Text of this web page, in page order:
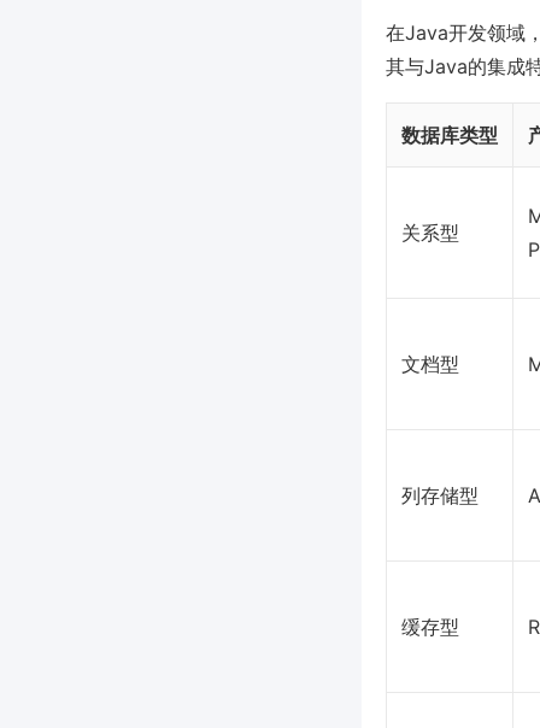
在Java开发领域
其与Java的集成
数据库类型
关系型
文档型
列存储型
缓存型